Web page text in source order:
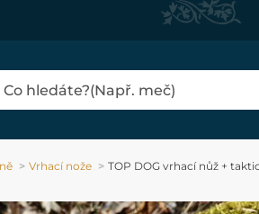
Vrhací nože TOP DOG vrhací nůž +